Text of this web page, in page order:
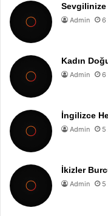
Sevgilinize
Admin 6
Kadın
Admin 6
İngilizce
Admin 5
İkizler
Admin 5